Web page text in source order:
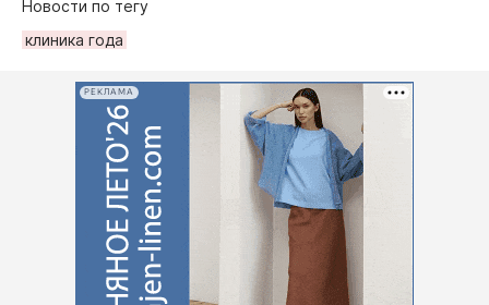
Новости по тегу
клиника года
РЕКЛАМА